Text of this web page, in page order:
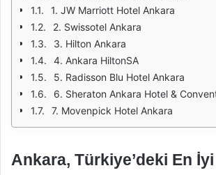
1. JW Marriott Hotel Ankara
2. Swissotel Ankara
3. Hilton Ankara
4. Ankara HiltonSA
5. Radisson Blu Hotel Ankara
6. Sheraton Ankara Hotel &
7. Movenpick Hotel Ankara
Ankara, Türkiye’deki En